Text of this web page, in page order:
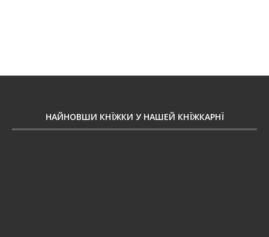
НАЙНОВШИ КНЇЖКИ У НАШЕЙ КНЇЖКАРНЇ